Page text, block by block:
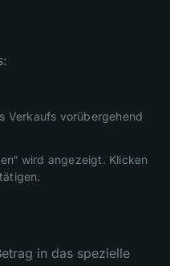
Verkaufs vorübergehend
wird angezeigt. Klicken
in das spezielle